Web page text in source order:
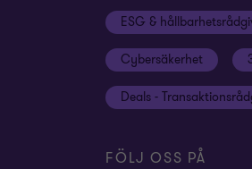
ESG &
Cybersäkerhet
Deals -
FÖLJ OSS PÅ